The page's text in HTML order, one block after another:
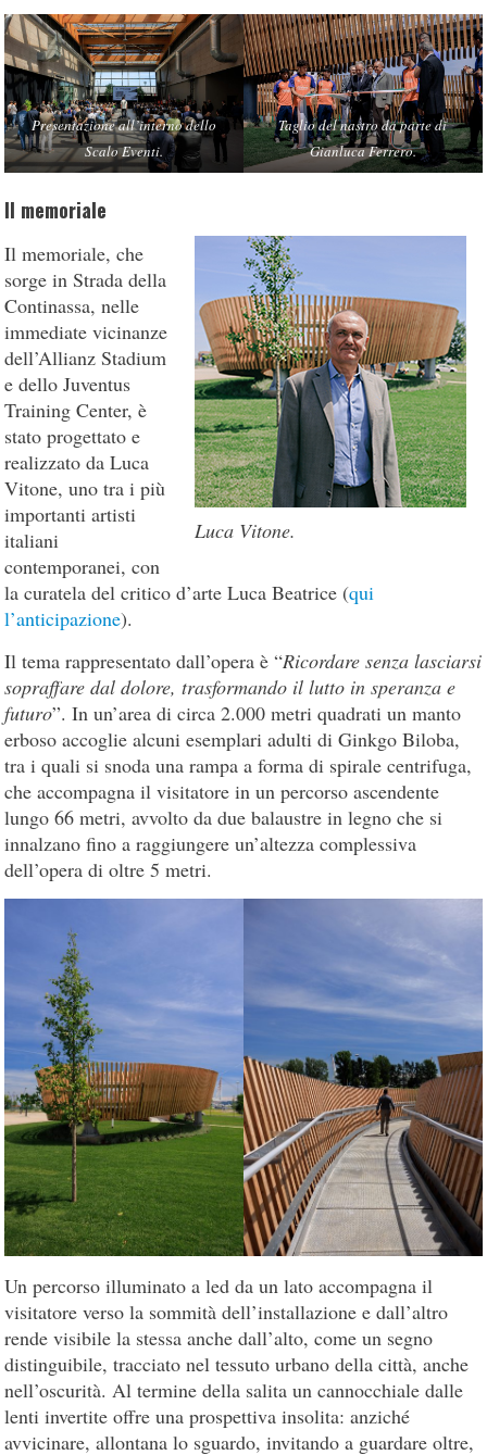
Presentazione all’interno dello
Scalo Eventi.
Taglio del nastro da parte di
Gianluca Ferrero.
Il memoriale
Luca Vitone.
Il memoriale, che
sorge in Strada della
Continassa, nelle
immediate vicinanze
dell’Allianz Stadium
e dello Juventus
Training Center, è
stato progettato e
realizzato da Luca
Vitone, uno tra i più
importanti artisti
italiani
contemporanei, con
la curatela del critico d’arte Luca Beatrice (qui
l’anticipazione).
Il tema rappresentato dall’opera è “Ricordare senza lasciarsi
sopraffare dal dolore, trasformando il lutto in speranza e
futuro”. In un’area di circa 2.000 metri quadrati un manto
erboso accoglie alcuni esemplari adulti di Ginkgo Biloba,
tra i quali si snoda una rampa a forma di spirale centrifuga,
che accompagna il visitatore in un percorso ascendente
lungo 66 metri, avvolto da due balaustre in legno che si
innalzano fino a raggiungere un’altezza complessiva
dell’opera di oltre 5 metri.
Un percorso illuminato a led da un lato accompagna il
visitatore verso la sommità dell’installazione e dall’altro
rende visibile la stessa anche dall’alto, come un segno
distinguibile, tracciato nel tessuto urbano della città, anche
nell’oscurità. Al termine della salita un cannocchiale dalle
lenti invertite offre una prospettiva insolita: anziché
avvicinare, allontana lo sguardo, invitando a guardare oltre,